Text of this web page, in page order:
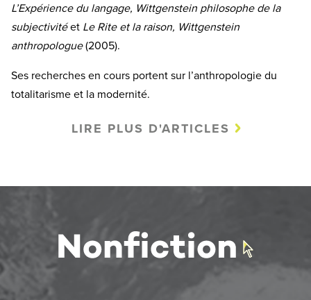
L’Expérience du langage, Wittgenstein philosophe de la
subjectivitéet Le Rite et la raison, Wittgenstein
anthropologue(2005).
Ses recherches en cours portent sur l’anthropologie du
totalitarisme et la modernité.
LIRE PLUS D'ARTICLES